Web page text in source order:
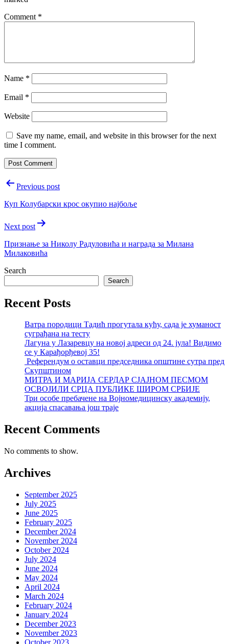
Comment *
Name *
Email *
Website
Save my name, email, and website in this browser for the next
time I comment.
PostPrevious post
Куп Колубарски крос окупио наjбоље
Next post
Признање за Николу Радуловића и награда за Милана
Милаковића
Search
Search
Recent Posts
Ватра породици Тадић прогутала кућу, сада је хуманост
суграђана на тесту
Лагуна у Лазаревцу на новој адреси од 24. јула! Видимо
се у Карађорђевој 35!
Референдум о оставци председника општине сутра пред
Скупштином
МИТРА И МАРИЈА СЕРДАР СЈАЈНОМ ПЕСМОМ
ОСВОЈИЛИ СРЦА ПУБЛИКЕ ШИРОМ СРБИЈЕ
Три особе пребачене на Војномедицинску академију,
акција спасавања још траје
Recent Comments
No comments to show.
Archives
September 2025
July 2025
June 2025
February 2025
December 2024
November 2024
October 2024
July 2024
June 2024
May 2024
April 2024
March 2024
February 2024
January 2024
December 2023
November 2023
October 2023